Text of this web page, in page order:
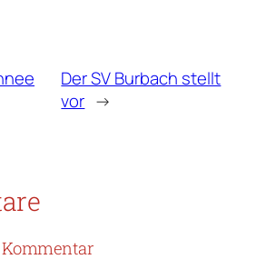
Der SV Burbach stellt
vor →